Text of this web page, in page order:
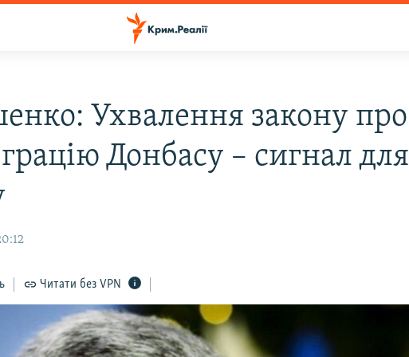
Ухвалення закону про
Донбасу – сигнал для
Читати без VPN